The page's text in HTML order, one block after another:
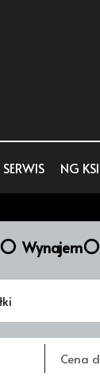
SERWIS NG
Wynajem